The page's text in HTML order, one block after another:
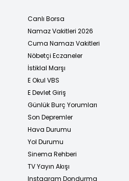
Canlı Borsa
Namaz Vakitleri 2026
Cuma Namazı Vakitleri
Nöbetçi Eczaneler
İstiklal Marşı
E Okul VBS
E Devlet Giriş
Günlük Burç Yorumları
Son Depremler
Hava Durumu
Yol Durumu
Sinema Rehberi
TV Yayın Akışı
Instagram Dondurma